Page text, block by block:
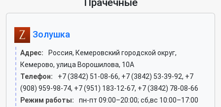
Прачечные
Золушка
Адрес:
Россия, Кемеровский городской округ,
Кемерово, улица Ворошилова, 10А
Телефон:
+7 (3842) 51-08-66, +7 (3842) 53-39-92, +7
(908) 959-98-74, +7 (951) 183-12-67, +7 (3842) 78-08-66
Режим работы:
пн-пт 09:00–20:00; сб,вс 10:00–17:00